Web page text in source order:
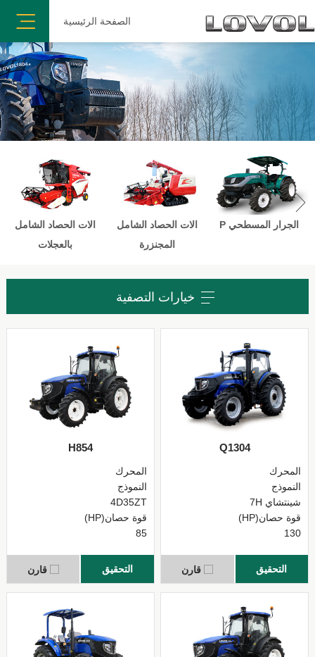
الصفحة الرئيسية
الجرار المسطحي P
الات الحصاد الشامل
المجنزرة
الات الحصاد الشامل
بالعجلات

خيارات التصفية
Q1304
المحرك
النموذج
شينتشاي 7H
قوة حصان(HP)
130
قارن التحقيق
H854
المحرك
النموذج
4D35ZT
قوة حصان(HP)
85
قارن التحقيق